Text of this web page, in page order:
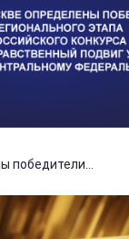
победители...